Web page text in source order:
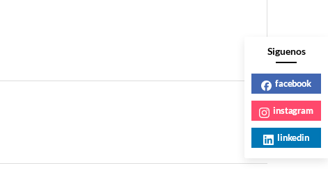
Siguenos
facebook
instagram
linkedin